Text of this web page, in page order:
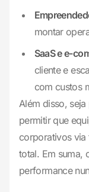
montar
SaaS e e-
cliente e
com custos
Além disso,
permitir que
corporativos
total. Em suma,
performance